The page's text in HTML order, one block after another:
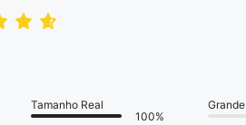
Tamanho Real
100%
Grande